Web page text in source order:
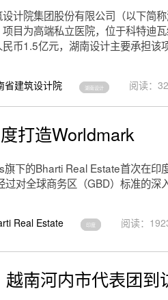
计院集团股份有限公司（以下简
目为高端私立医院，位于科特迪
币1.5亿元，湖南设计主要承担
省建筑设计院 湖南设计 阅读：
打造Worldmark
下的Bharti Real Estate首次在印
过对全球商务区（GBD）标准的
Real Estate 印度 阅读：
越南河内市代表团到